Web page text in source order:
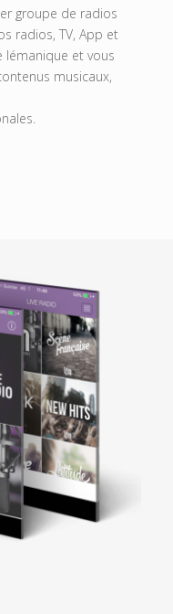
groupe de radios
radios, TV, App et
lémanique et vous
musicaux,